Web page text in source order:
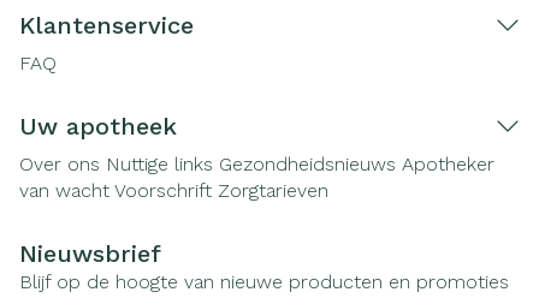
Klantenservice
FAQ
Uw apotheek
Over ons Nuttige links Gezondheidsnieuws Apotheker
van wacht Voorschrift Zorgtarieven
Nieuwsbrief
Blijf op de hoogte van nieuwe producten en promoties